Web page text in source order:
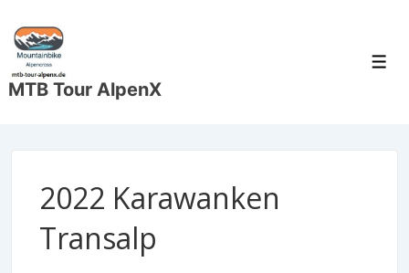
Zum
Inhalt
MTB Tour AlpenX
2022 Karawanken
Transalp